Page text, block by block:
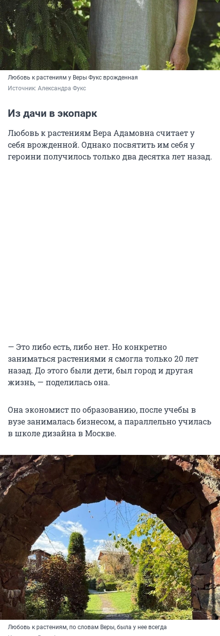
Любовь к растениям у Веры Фукс врожденная
Источник: Александра Фукс
Из дачи в экопарк
Любовь к растениям Вера Адамовна считает у
себя врожденной. Однако посвятить им себя у
героини получилось только два десятка лет назад.
— Это либо есть, либо нет. Но конкретно
заниматься растениями я смогла только20 лет
назад. До этого были дети, был город и другая
жизнь, — поделилась она.
Она экономист по образованию, после учебы в
вузе занималась бизнесом, а параллельно училась
в школе дизайна в Москве.
Любовь к растениям, по словам Веры, была у нее всегда